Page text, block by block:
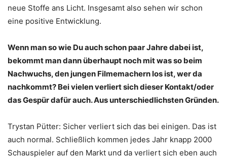
neue Stoffe ans Licht. Insgesamt also sehen wir schon
eine positive Entwicklung.
Wenn man so wie Du auch schon paar Jahre dabei ist,
bekommt man dann überhaupt noch mit was so beim
Nachwuchs, den jungen Filmemachern los ist, wer da
nachkommt? Bei vielen verliert sich dieser Kontakt/oder
das Gespür dafür auch. Aus unterschiedlichsten Gründen.
Trystan Pütter: Sicher verliert sich das bei einigen. Das ist
auch normal. Schließlich kommen jedes Jahr knapp 2000
Schauspieler auf den Markt und da verliert sich eben auch